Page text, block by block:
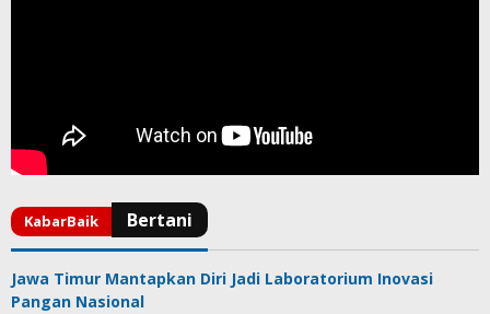
Jawa Timur Mantapkan Diri Jadi Laboratorium Inovasi
Pangan Nasional